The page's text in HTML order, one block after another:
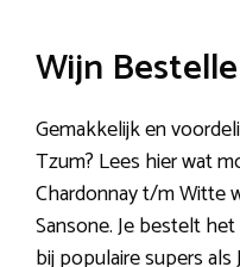
Wijn
Gemakkelijk en
Tzum? Lees hier wat
Chardonnay t/m Witte
Sansone. Je bestelt
bij populaire supers